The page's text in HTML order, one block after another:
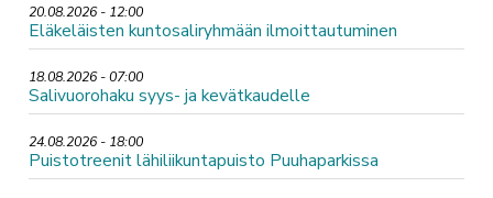
20.08.2026 - 12:00
Eläkeläisten kuntosaliryhmään ilmoittautuminen
18.08.2026 - 07:00
Salivuorohaku syys- ja kevätkaudelle
24.08.2026 - 18:00
Puistotreenit lähiliikuntapuisto Puuhaparkissa